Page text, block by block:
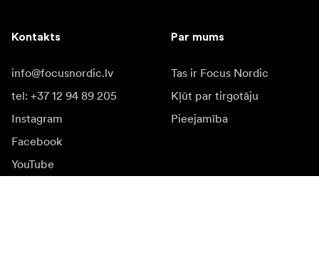
Kontakts
info@focusnordic.lv
tel: +37 12 94 89 205
Instagram
Facebook
YouTube
Par mums
Tas ir Focus Nordic
Kļūt par tirgotāju
Pieejamība